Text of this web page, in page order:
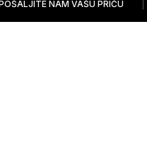
NAM VAŠU PRIČU